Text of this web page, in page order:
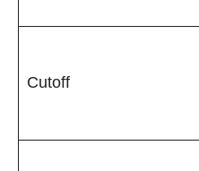
Cutoff